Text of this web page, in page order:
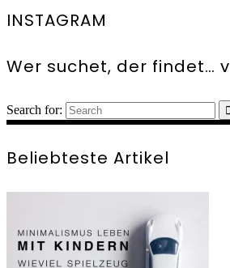
INSTAGRAM
Wer suchet, der findet…
Search for:
Beliebteste Artikel